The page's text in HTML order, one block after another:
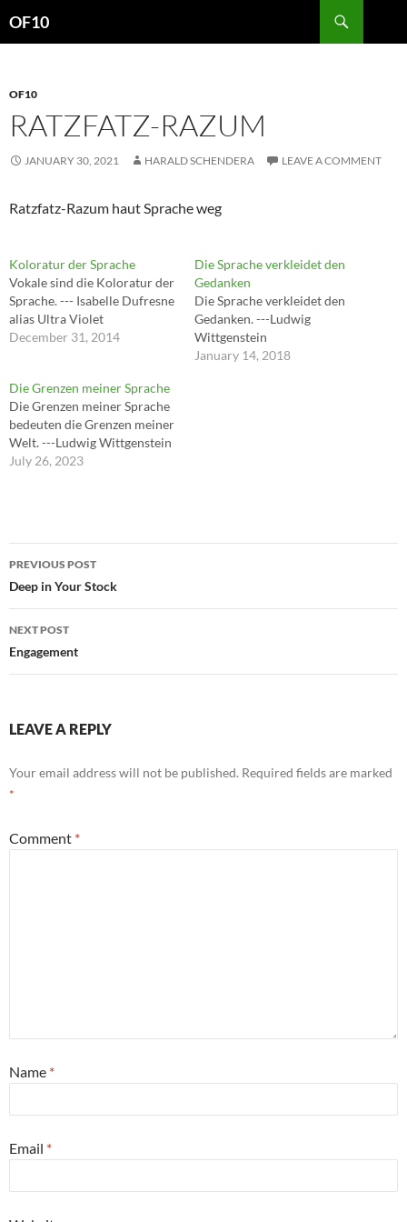
OF10
OF10
RATZFATZ-RAZUM
JANUARY 30, 2021 HARALD SCHENDERA LEAVE A COMMENT
Ratzfatz-Razum haut Sprache weg
Koloratur der Sprache
Vokale sind die Koloratur der
Sprache. --- Isabelle Dufresne
alias Ultra Violet
December 31, 2014
Die Sprache verkleidet den
Gedanken
Die Sprache verkleidet den
Gedanken. ---Ludwig
Wittgenstein
January 14, 2018
Die Grenzen meiner Sprache
Die Grenzen meiner Sprache
bedeuten die Grenzen meiner
Welt. ---Ludwig Wittgenstein
July 26, 2023
Post
navigation
PREVIOUS POST
Deep in Your Stock
NEXT POST
Engagement
LEAVE A REPLY
Your email address will not be published. Required fields are marked
*
Comment *
Name *
Email *